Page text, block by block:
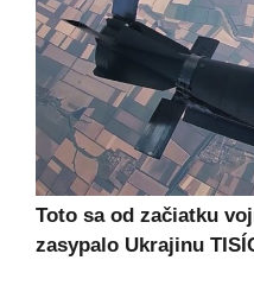
Toto sa od začiatku
zasypalo Ukrajinu